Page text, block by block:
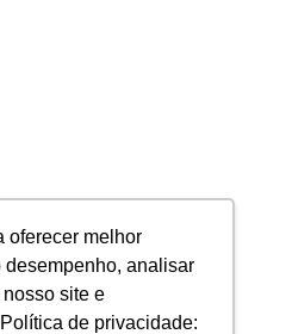
oferecer melhor
analisar
site e
de privacidade: